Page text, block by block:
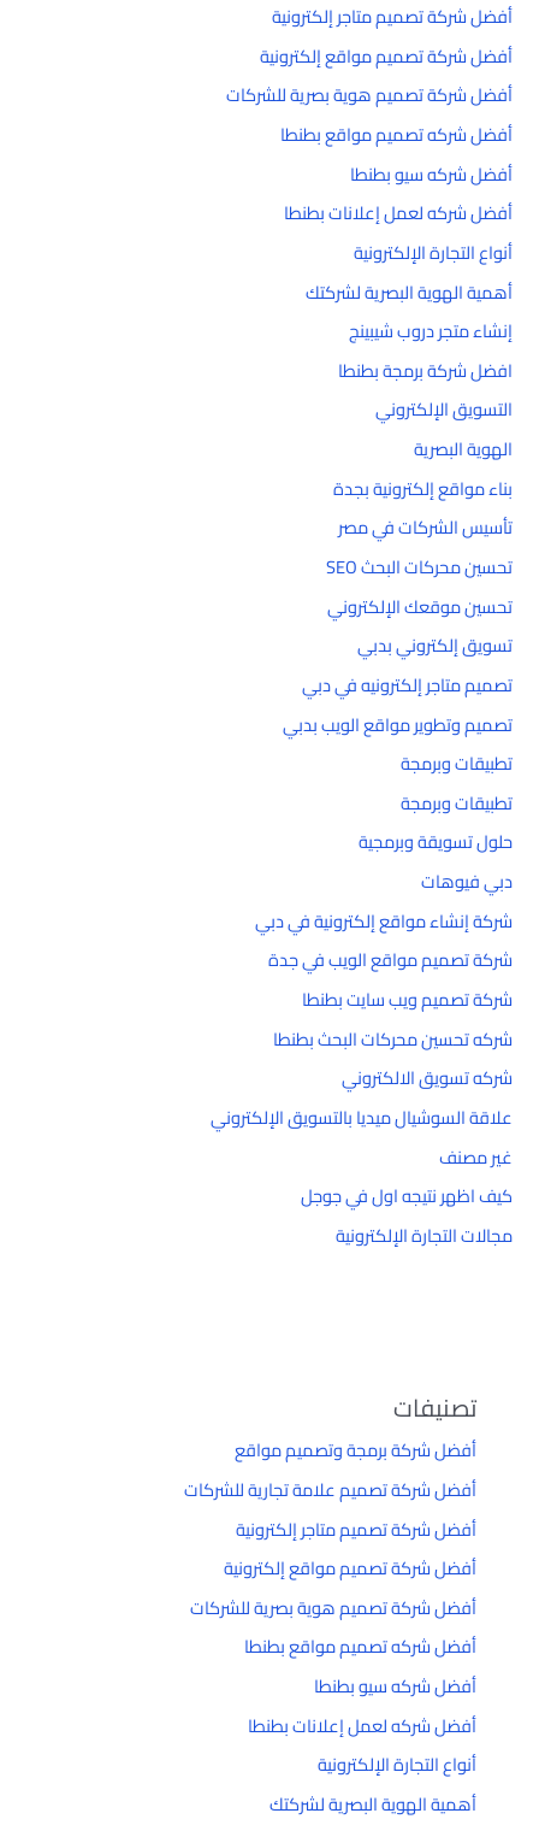
أفضل شركة تصميم متاجر إلكترونية
أفضل شركة تصميم مواقع إلكترونية
أفضل شركة تصميم هوية بصرية للشركات
أفضل شركه تصميم مواقع بطنطا
أفضل شركه سيو بطنطا
أفضل شركه لعمل إعلانات بطنطا
أنواع التجارة الإلكترونية
أهمية الهوية البصرية لشركتك
إنشاء متجر دروب شيبينج
افضل شركة برمجة بطنطا
التسويق الإلكتروني
الهوية البصرية
بناء مواقع إلكترونية بجدة
تأسيس الشركات في مصر
تحسين محركات البحث SEO
تحسين موقعك الإلكتروني
تسويق إلكتروني بدبي
تصميم متاجر إلكترونيه في دبي
تصميم وتطوير مواقع الويب بدبي
تطبيقات وبرمجة
تطبيقات وبرمجة
حلول تسويقة وبرمجية
دبي فيوهات
شركة إنشاء مواقع إلكترونية في دبي
شركة تصميم مواقع الويب في جدة
شركة تصميم ويب سايت بطنطا
شركه تحسين محركات البحث بطنطا
شركه تسويق الالكتروني
علاقة السوشيال ميديا بالتسويق الإلكتروني
غير مصنف
كيف اظهر نتيجه اول في جوجل
مجالات التجارة الإلكترونية
تصنيفات
أفضل شركة برمجة وتصميم مواقع
أفضل شركة تصميم علامة تجارية للشركات
أفضل شركة تصميم متاجر إلكترونية
أفضل شركة تصميم مواقع إلكترونية
أفضل شركة تصميم هوية بصرية للشركات
أفضل شركه تصميم مواقع بطنطا
أفضل شركه سيو بطنطا
أفضل شركه لعمل إعلانات بطنطا
أنواع التجارة الإلكترونية
أهمية الهوية البصرية لشركتك